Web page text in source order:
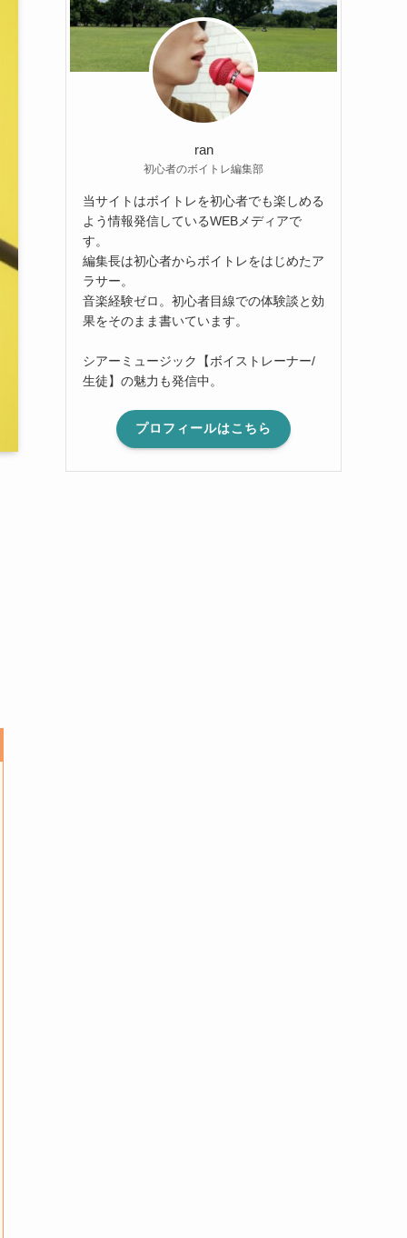
ran
初心者のボイトレ編集部
当サイトはボイトレを初心者でも楽しめる
よう情報発信しているWEBメディアで
す。
編集長は初心者からボイトレをはじめたア
ラサー。
音楽経験ゼロ。初心者目線での体験談と効
果をそのまま書いています。
シアーミュージック【ボイストレーナー/
生徒】の魅力も発信中。
プロフィールはこちら